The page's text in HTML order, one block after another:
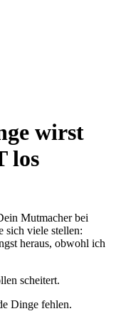
wirst
los
Mutmacher bei
sich viele stellen:
heraus, obwohl ich
scheitert.
Dinge fehlen.